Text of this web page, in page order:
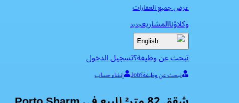
عرض جميع العقارات
وكلاؤناالمشاريعجديد
English
تبحث عن وظيفة؟تسجيل الدخول
تبحث عن وظيفة؟Job إنشاء حساب